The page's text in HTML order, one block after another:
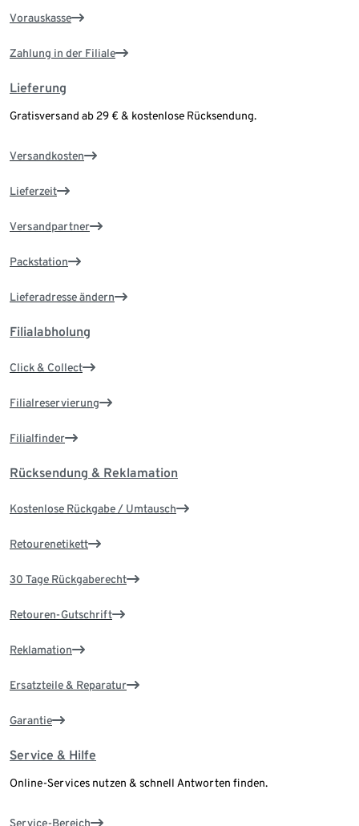
Vorauskasse
Zahlung in der Filiale
Lieferung
Gratisversand ab 29 € & kostenlose Rücksendung.
Versandkosten
Lieferzeit
Versandpartner
Packstation
Lieferadresse ändern
Filialabholung
Click & Collect
Filialreservierung
Filialfinder
Rücksendung & Reklamation
Kostenlose Rückgabe / Umtausch
Retourenetikett
30 Tage Rückgaberecht
Retouren-Gutschrift
Reklamation
Ersatzteile & Reparatur
Garantie
Service & Hilfe
Online-Services nutzen & schnell Antworten finden.
Service-Bereich